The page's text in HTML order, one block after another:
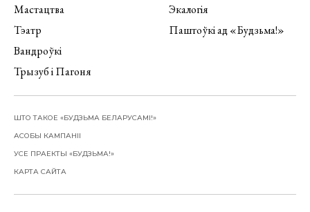
Мастацтва
Тэатр
Вандроўкі
Трызуб і Пагоня
Экалогія
Паштоўкі ад «Будзьма!»
ШТО ТАКОЕ «БУДЗЬМА БЕЛАРУСАМІ!»
АСОБЫ КАМПАНІІ
УСЕ ПРАЕКТЫ «БУДЗЬМА!»
КАРТА САЙТА